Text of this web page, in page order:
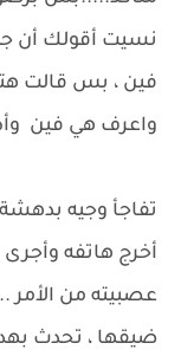
نسيت أقولك أن
فين ، بس قالت
واعرف هي فين
تفاجأ وجيه
أخرج هاتفه
عصبيته من الأمر
ضيقها ، تحدث